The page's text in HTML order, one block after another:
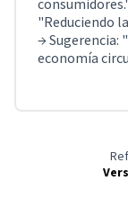
"Reduciendo
→ Sugerencia:
economía